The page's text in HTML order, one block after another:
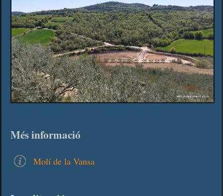
Més informació
Molí de la Vansa